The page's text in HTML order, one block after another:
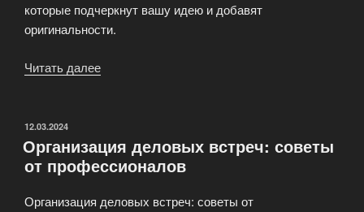
которые подчеркнут вашу идею и добавят
оригинальности.
Читать далее
воплощаем
идеи!»
ОПУБЛИКОВАНО
12.03.2024
Организация деловых встреч: советы
от профессионалов
Организация деловых встреч: советы от